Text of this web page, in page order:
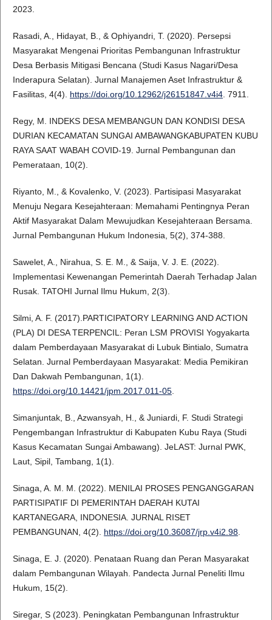
2023.
Rasadi, A., Hidayat, B., & Ophiyandri, T. (2020). Persepsi
Masyarakat Mengenai Prioritas Pembangunan Infrastruktur
Desa Berbasis Mitigasi Bencana (Studi Kasus Nagari/Desa
Inderapura Selatan). Jurnal Manajemen Aset Infrastruktur &
Fasilitas, 4(4). https://doi.org/10.12962/j26151847.v4i4. 7911.
Regy, M. INDEKS DESA MEMBANGUN DAN KONDISI DESA
DURIAN KECAMATAN SUNGAI AMBAWANGKABUPATEN KUBU
RAYA SAAT WABAH COVID-19. Jurnal Pembangunan dan
Pemerataan, 10(2).
Riyanto, M., & Kovalenko, V. (2023). Partisipasi Masyarakat
Menuju Negara Kesejahteraan: Memahami Pentingnya Peran
Aktif Masyarakat Dalam Mewujudkan Kesejahteraan Bersama.
Jurnal Pembangunan Hukum Indonesia, 5(2), 374-388.
Sawelet, A., Nirahua, S. E. M., & Saija, V. J. E. (2022).
Implementasi Kewenangan Pemerintah Daerah Terhadap Jalan
Rusak. TATOHI Jurnal Ilmu Hukum, 2(3).
Silmi, A. F. (2017).PARTICIPATORY LEARNING AND ACTION
(PLA) DI DESA TERPENCIL: Peran LSM PROVISI Yogyakarta
dalam Pemberdayaan Masyarakat di Lubuk Bintialo, Sumatra
Selatan. Jurnal Pemberdayaan Masyarakat: Media Pemikiran
Dan Dakwah Pembangunan, 1(1).
https://doi.org/10.14421/jpm.2017.011-05.
Simanjuntak, B., Azwansyah, H., & Juniardi, F. Studi Strategi
Pengembangan Infrastruktur di Kabupaten Kubu Raya (Studi
Kasus Kecamatan Sungai Ambawang). JeLAST: Jurnal PWK,
Laut, Sipil, Tambang, 1(1).
Sinaga, A. M. M. (2022). MENILAI PROSES PENGANGGARAN
PARTISIPATIF DI PEMERINTAH DAERAH KUTAI
KARTANEGARA, INDONESIA. JURNAL RISET
PEMBANGUNAN, 4(2). https://doi.org/10.36087/jrp.v4i2.98.
Sinaga, E. J. (2020). Penataan Ruang dan Peran Masyarakat
dalam Pembangunan Wilayah. Pandecta Jurnal Peneliti Ilmu
Hukum, 15(2).
Siregar, S (2023). Peningkatan Pembangunan Infrastruktur